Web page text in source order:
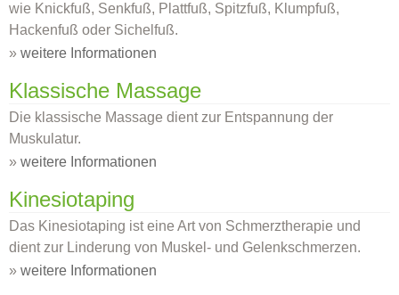
wie Knickfuß, Senkfuß, Plattfuß, Spitzfuß, Klumpfuß,
Hackenfuß oder Sichelfuß.
» weitere Informationen
Klassische Massage
Die klassische Massage dient zur Entspannung der
Muskulatur.
» weitere Informationen
Kinesiotaping
Das Kinesiotaping ist eine Art von Schmerztherapie und
dient zur Linderung von Muskel- und Gelenkschmerzen.
» weitere Informationen